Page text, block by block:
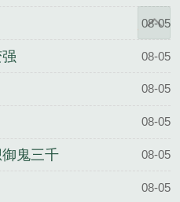
08-05
08-05
08-05
08-05
鬼三千 08-05
08-05